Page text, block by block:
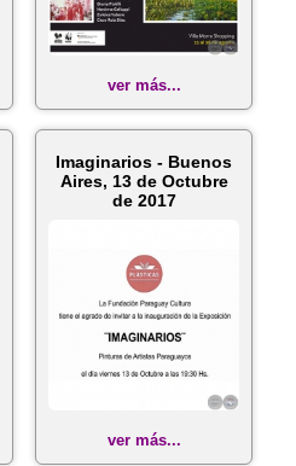
ver más...
Imaginarios - Buenos
Aires, 13 de Octubre
de 2017
ver más...